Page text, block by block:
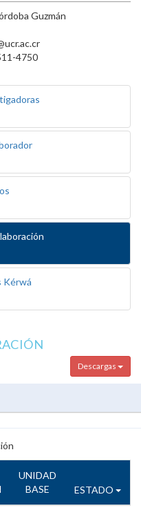
Guzmán
4750
Kérwá
Descargas
UNIDAD
BASE
ESTADO